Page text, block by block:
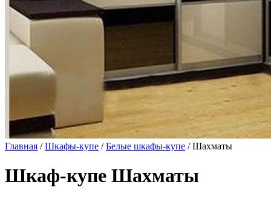
Главная /Шкафы-купе /Белые шкафы-купе / Шахматы
Шкаф-купе Шахматы